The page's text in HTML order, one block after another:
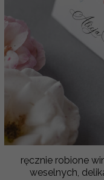
ręcznie robione
weselnych,